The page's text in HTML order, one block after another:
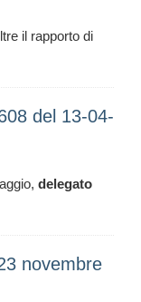
il rapporto di
del 13-04-
delegato
novembre